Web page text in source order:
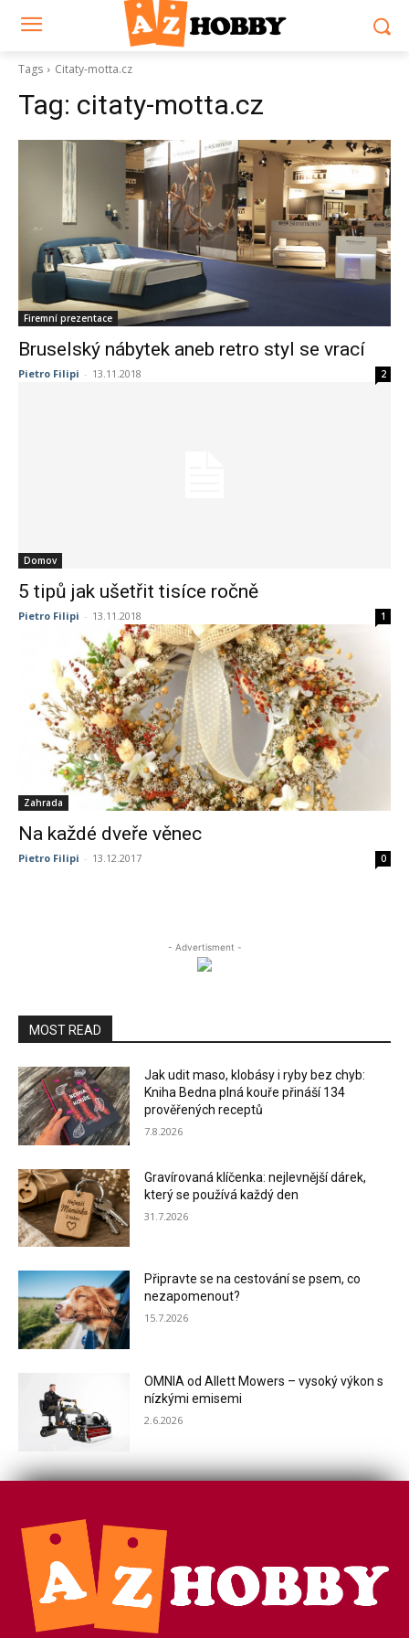
Tags Citaty-motta.cz
Tag: citaty-motta.cz
Firemní prezentace
Bruselský nábytek aneb retro styl se vrací
Pietro Filipi - 13.11.2018 2
Domov
5 tipů jak ušetřit tisíce ročně
Pietro Filipi - 13.11.2018 1
Zahrada
Na každé dveře věnec
Pietro Filipi - 13.12.2017 0
- Advertisment -
MOST READ
Jak udit maso, klobásy i ryby bez chyb:
Kniha Bedna plná kouře přináší 134
prověřených receptů
7.8.2026
Gravírovaná klíčenka: nejlevnější dárek,
který se používá každý den
31.7.2026
Připravte se na cestování se psem, co
nezapomenout?
15.7.2026
OMNIA od Allett Mowers – vysoký výkon s
nízkými emisemi
2.6.2026